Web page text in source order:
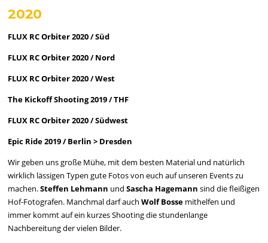
2020
FLUX RC Orbiter 2020 / Süd
FLUX RC Orbiter 2020 / Nord
FLUX RC Orbiter 2020 / West
The Kickoff Shooting 2019 / THF
FLUX RC Orbiter 2020 / Südwest
Epic Ride 2019 / Berlin > Dresden
Wir geben uns große Mühe, mit dem besten Material und natürlich
wirklich lässigen Typen gute Fotos von euch auf unseren Events zu
machen.Steffen Lehmann undSascha Hagemannsind die fleißigen
Hof-Fotografen. Manchmal darf auchWolf Bosse mithelfen und
immer kommt auf ein kurzes Shooting die stundenlange
Nachbereitung der vielen Bilder.